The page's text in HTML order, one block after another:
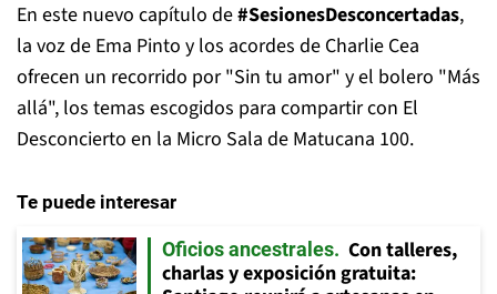
En este nuevo capítulo de#SesionesDesconcertadas,
la voz de Ema Pinto y los acordes de Charlie Cea
ofrecen un recorrido por "Sin tu amor" y el bolero "Más
allá", los temas escogidos para compartir con El
Desconcierto en la Micro Sala de Matucana 100.
Te puede interesar
Oficios ancestrales
Con talleres,
charlas y exposición gratuita: